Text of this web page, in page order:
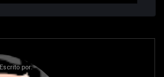
Escrito por: